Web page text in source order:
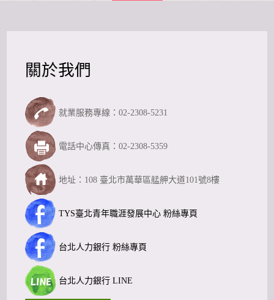
關於我們
就業服務專線：02-2308-5231
TYS臺北青年職涯發展中心 粉絲專頁
電話中心傳真：02-2308-5359
台北人力銀行 粉絲專頁
地址：108 臺北市萬華區艋舺大道101號8樓
台北人力銀行 LINE